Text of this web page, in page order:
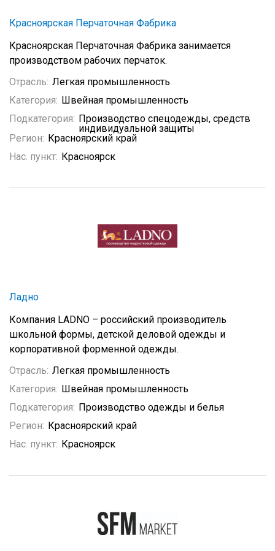
Красноярская Перчаточная Фабрика
Красноярская Перчаточная Фабрика занимается
производством рабочих перчаток.
Отрасль: Легкая промышленность
Категория: Швейная промышленность
Подкатегория: Производство спецодежды, средств
индивидуальной защиты
Регион: Красноярский край
Нас. пункт: Красноярск
Ладно
Компания LADNO – российский производитель
школьной формы, детской деловой одежды и
корпоративной форменной одежды.
Отрасль: Легкая промышленность
Категория: Швейная промышленность
Подкатегория: Производство одежды и белья
Регион: Красноярский край
Нас. пункт: Красноярск